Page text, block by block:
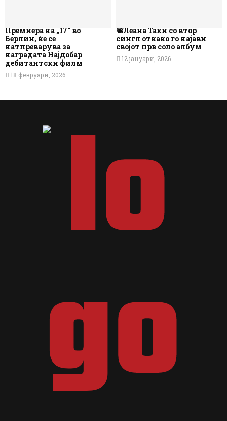
Премиера на „17“ во
Берлин, ќе се
натпреварува за
наградата Најдобар
дебитантски филм
18 февруари, 2026
📽️Леана Таќи со втор
сингл откако го најави
својот прв соло албум
12 јануари, 2026